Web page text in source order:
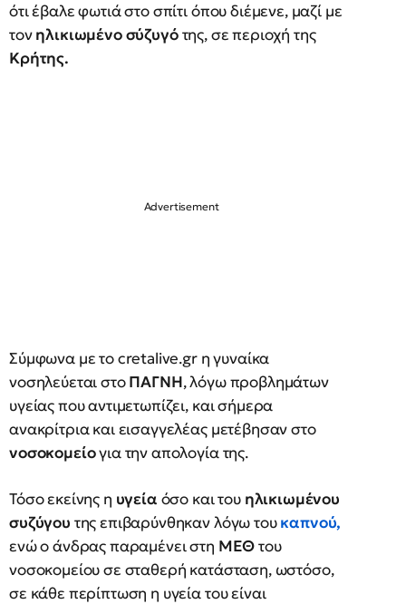
ότι έβαλε φωτιά στο σπίτι όπου διέμενε, μαζί με
τονηλικιωμένο σύζυγότης, σε περιοχή της
Κρήτης.
Σύμφωνα με το cretalive.gr η γυναίκα
νοσηλεύεται στοΠΑΓΝΗ, λόγω προβλημάτων
υγείας που αντιμετωπίζει, και σήμερα
ανακρίτρια και εισαγγελέας μετέβησαν στο
νοσοκομείογια την απολογία της.
Τόσο εκείνης η υγεία όσο και του ηλικιωμένου
συζύγου της επιβαρύνθηκαν λόγω τουκαπνού,
ενώ ο άνδρας παραμένει στη ΜΕΘτου
νοσοκομείου σε σταθερή κατάσταση, ωστόσο,
σε κάθε περίπτωση η υγεία του είναι